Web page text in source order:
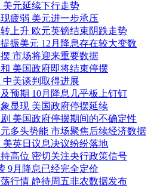
美元延续下行走势
疲弱 美元进一步承压
上升 欧元英镑结束阴跌走势
振美元 12月降息存在较大变数
市场将迎来重要数据
美国政府即将结束停摆
中美谈判取得进展
预期 10月降息几乎板上钉钉
显现 美国政府停摆延续
美国政府停摆期间的不确定性
多头势能 市场聚焦后续经济数据
美英日议息决议纷纷落地
高位 密切关注央行政策信号
9月降息已经完全定价
行情 静待周五非农数据发布